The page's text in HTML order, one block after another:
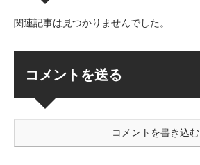
関連記事は見つかりませんでした。
コメントを送る
コメントを書き込む